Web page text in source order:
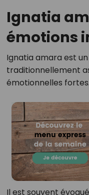
Ignatia
émotions
Ignatia amara est
traditionnellement
émotionnelles fortes.
Il est souvent